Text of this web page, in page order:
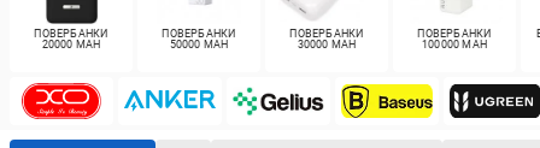
ПОВЕРБАНКИ
20000 MAH
ПОВЕРБАНКИ
50000 MAH
ПОВЕРБАНКИ
30000 MAH
ПОВЕРБАНКИ
100000 MAH